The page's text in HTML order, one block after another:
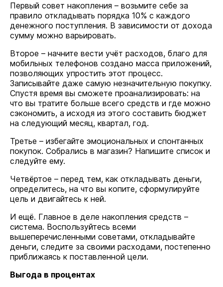
Первый совет накопления – возьмите себе за
правило откладывать порядка 10% с каждого
денежного поступления. В зависимости от дохода
сумму можно варьировать.
Второе – начните вести учёт расходов, благо для
мобильных телефонов создано масса приложений,
позволяющих упростить этот процесс.
Записывайте даже самую незначительную покупку.
Спустя время вы сможете проанализировать: на
что вы тратите больше всего средств и где можно
сэкономить, а исходя из этого составить бюджет
на следующий месяц, квартал, год.
Третье – избегайте эмоциональных и спонтанных
покупок. Собрались в магазин? Напишите список и
следуйте ему.
Четвёртое – перед тем, как откладывать деньги,
определитесь, на что вы копите, сформулируйте
цель и двигайтесь к ней.
И ещё. Главное в деле накопления средств –
система. Воспользуйтесь всеми
вышеперечисленными советами, откладывайте
деньги, следите за своими расходами, постепенно
приближаясь к поставленной цели.
Выгода в процентах